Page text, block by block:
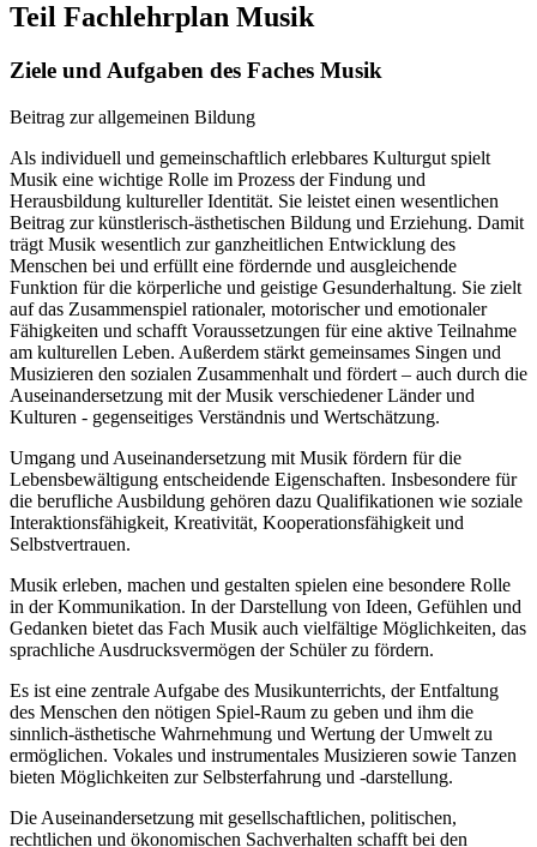
Teil Fachlehrplan Musik
Ziele und Aufgaben des Faches Musik
Beitrag zur allgemeinen Bildung
Als individuell und gemeinschaftlich erlebbares Kulturgut spielt
Musik eine wichtige Rolle im Prozess der Findung und
Herausbildung kultureller Identität. Sie leistet einen wesentlichen
Beitrag zur künstlerisch-ästhetischen Bildung und Erziehung. Damit
trägt Musik wesentlich zur ganzheitlichen Entwicklung des
Menschen bei und erfüllt eine fördernde und ausgleichende
Funktion für die körperliche und geistige Gesunderhaltung. Sie zielt
auf das Zusammenspiel rationaler, motorischer und emotionaler
Fähigkeiten und schafft Voraussetzungen für eine aktive Teilnahme
am kulturellen Leben. Außerdem stärkt gemeinsames Singen und
Musizieren den sozialen Zusammenhalt und fördert – auch durch die
Auseinandersetzung mit der Musik verschiedener Länder und
Kulturen - gegenseitiges Verständnis und Wertschätzung.
Umgang und Auseinandersetzung mit Musik fördern für die
Lebensbewältigung entscheidende Eigenschaften. Insbesondere für
die berufliche Ausbildung gehören dazu Qualifikationen wie soziale
Interaktionsfähigkeit, Kreativität, Kooperationsfähigkeit und
Selbstvertrauen.
Musik erleben, machen und gestalten spielen eine besondere Rolle
in der Kommunikation. In der Darstellung von Ideen, Gefühlen und
Gedanken bietet das Fach Musik auch vielfältige Möglichkeiten, das
sprachliche Ausdrucksvermögen der Schüler zu fördern.
Es ist eine zentrale Aufgabe des Musikunterrichts, der Entfaltung
des Menschen den nötigen Spiel-Raum zu geben und ihm die
sinnlich-ästhetische Wahrnehmung und Wertung der Umwelt zu
ermöglichen. Vokales und instrumentales Musizieren sowie Tanzen
bieten Möglichkeiten zur Selbsterfahrung und -darstellung.
Die Auseinandersetzung mit gesellschaftlichen, politischen,
rechtlichen und ökonomischen Sachverhalten schafft bei den